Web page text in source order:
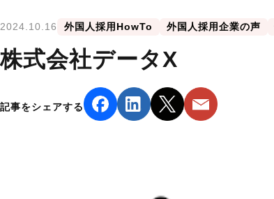
2024.10.16 外国人採用HowTo 外国人採用企業の声
株式会社データX
記事をシェアする